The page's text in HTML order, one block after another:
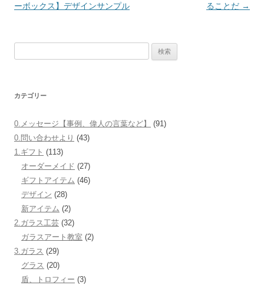
稿
ン
ーボックス】デザインサンプル
ることだ →
カテゴリー
0.メッセージ【事例、偉人の言葉など】
(91)
0.問い合わせより (43)
1.ギフト (113)
オーダーメイド (27)
ギフトアイテム (46)
デザイン (28)
新アイテム (2)
2.ガラス工芸 (32)
ガラスアート教室 (2)
3.ガラス (29)
グラス (20)
盾、トロフィー (3)